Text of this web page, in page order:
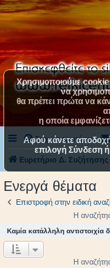
Συχνές ερωτήσεις
Ευρετήριο Δ. Συζήτησης
Ενεργά θέματα
Επιστροφή στην ειδική
Η
Καμία κατάλληλη αντιστοιχία
Η
Χρησιμοποιούμε
να
θα πρέπει πρώτα να
η οποία
Αφού κάνετε αποδοχή
επιλογή Σύνδεση